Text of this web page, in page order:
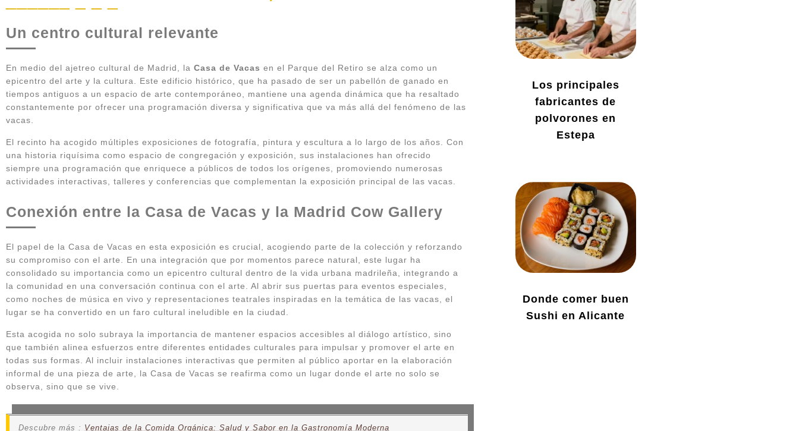
Un centro cultural relevante
En medio del ajetreo cultural de Madrid, la Casa de Vacas en el Parque del Retiro se alza como un
epicentro del arte y la cultura. Este edificio histórico, que ha pasado de ser un pabellón de ganado en
tiempos antiguos a un espacio de arte contemporáneo, mantiene una agenda dinámica que ha resaltado
constantemente por ofrecer una programación diversa y significativa que va más allá del fenómeno de las
vacas.
El recinto ha acogido múltiples exposiciones de fotografía, pintura y escultura a lo largo de los años. Con
una historia riquísima como espacio de congregación y exposición, sus instalaciones han ofrecido
siempre una programación que enriquece a públicos de todos los orígenes, promoviendo numerosas
actividades interactivas, talleres y conferencias que complementan la exposición principal de las vacas.
Conexión entre la Casa de Vacas y la Madrid Cow Gallery
El papel de la Casa de Vacas en esta exposición es crucial, acogiendo parte de la colección y reforzando
su compromiso con el arte. En una integración que por momentos parece natural, este lugar ha
consolidado su importancia como un epicentro cultural dentro de la vida urbana madrileña, integrando a
la comunidad en una conversación continua con el arte. Al abrir sus puertas para eventos especiales,
como noches de música en vivo y representaciones teatrales inspiradas en la temática de las vacas, el
lugar se ha convertido en un faro cultural ineludible en la ciudad.
Esta acogida no solo subraya la importancia de mantener espacios accesibles al diálogo artístico, sino
que también alinea esfuerzos entre diferentes entidades culturales para impulsar y promover el arte en
todas sus formas. Al incluir instalaciones interactivas que permiten al público aportar en la elaboración
informal de una pieza de arte, la Casa de Vacas se reafirma como un lugar donde el arte no solo se
observa, sino que se vive.
Descubre más : Ventajas de la Comida Orgánica: Salud y Sabor en la Gastronomía Moderna
Los principales
fabricantes de
polvorones en
Estepa
Donde comer buen
Sushi en Alicante